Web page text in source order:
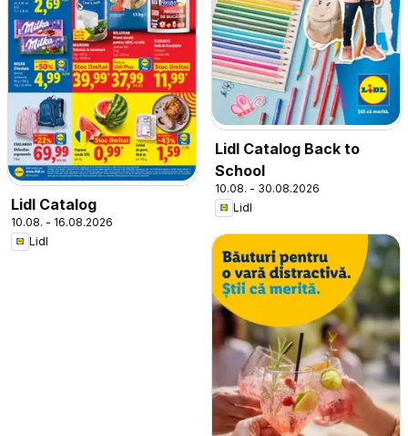
Lidl Catalog
10.08. - 16.08.2026
Lidl
Lidl Catalog Back to
School
10.08. - 30.08.2026
Lidl